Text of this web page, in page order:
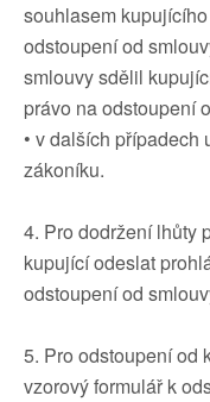
souhlasem
odstoupení od
smlouvy sdělil
právo na odstoupení
• v dalších případech
zákoníku.
4. Pro dodržení lhůty
kupující odeslat
odstoupení od
5. Pro odstoupení od
vzorový formulář k